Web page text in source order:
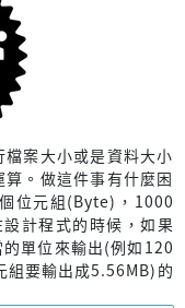
案大小或是資料大小
。做這件事有什麼困
位元組(Byte)，1000
計程式的時候，如果
單位來輸出(例如120
組要輸出成5.56MB)的